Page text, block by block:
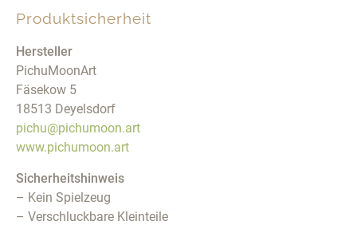
Produktsicherheit
Hersteller
PichuMoonArt
Fäsekow 5
18513 Deyelsdorf
pichu@pichumoon.art
www.pichumoon.art
Sicherheitshinweis
– Kein Spielzeug
– Verschluckbare Kleinteile